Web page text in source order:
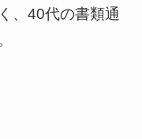
、40代の書類通